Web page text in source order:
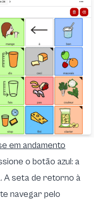
em andamento
o botão azul: a
A seta de retorno à
navegar pelo